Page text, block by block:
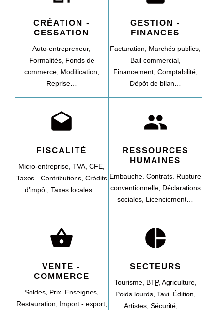
CRÉATION -
CESSATION
Auto-entrepreneur,
Formalités, Fonds de
commerce, Modification,
Reprise…
GESTION -
FINANCES
Facturation, Marchés publics,
Bail commercial,
Financement, Comptabilité,
Dépôt de bilan…
drafts
FISCALITÉ
Micro-entreprise,TVA,CFE,
Taxes - Contributions, Crédits
d’impôt, Taxes locales…
people
RESSOURCES
HUMAINES
Embauche,Contrats, Rupture
conventionnelle, Déclarations
sociales, Licenciement…
shopping_basket
VENTE -
COMMERCE
Soldes, Prix, Enseignes,
Restauration, Import - export,
pie_chart
SECTEURS
Tourisme, BTP, Agriculture,
Poids lourds, Taxi, Édition,
Artistes,Sécurité, …